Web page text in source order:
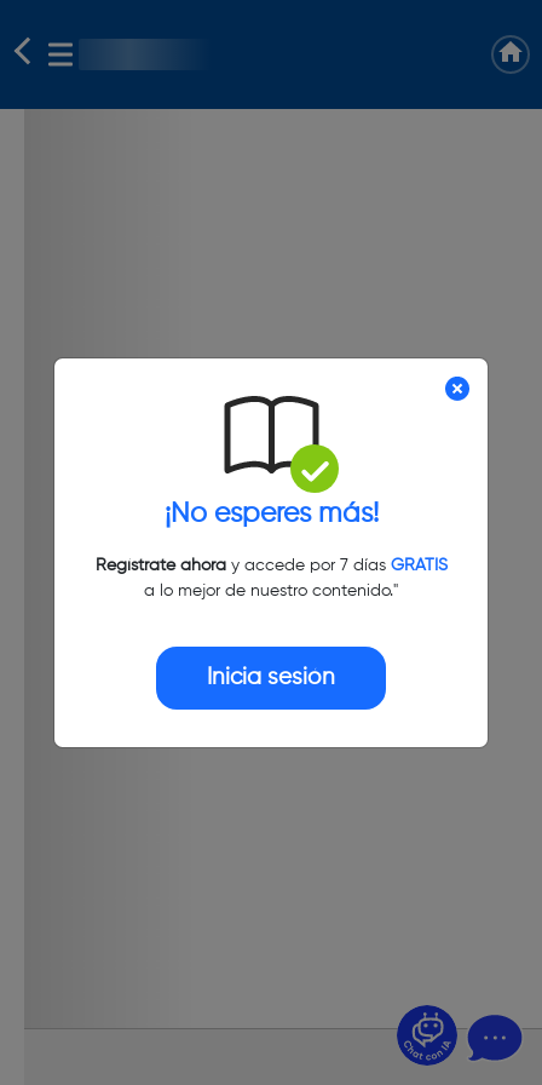
¡No esperes más!
Regístrate ahoray accede por 7 días GRATIS
a lo mejor de nuestro contenido."
Inicia sesión